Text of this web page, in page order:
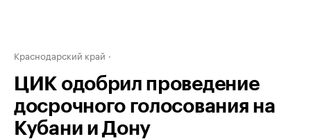
Краснодарский край
ЦИК одобрил проведение
досрочного голосования на
Кубани и Дону